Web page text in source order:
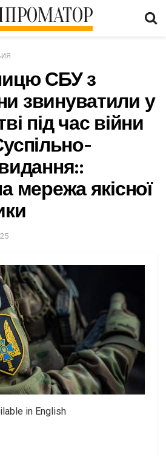
СБУ з
звинуватили у
під час війни
мережа якісної
in English